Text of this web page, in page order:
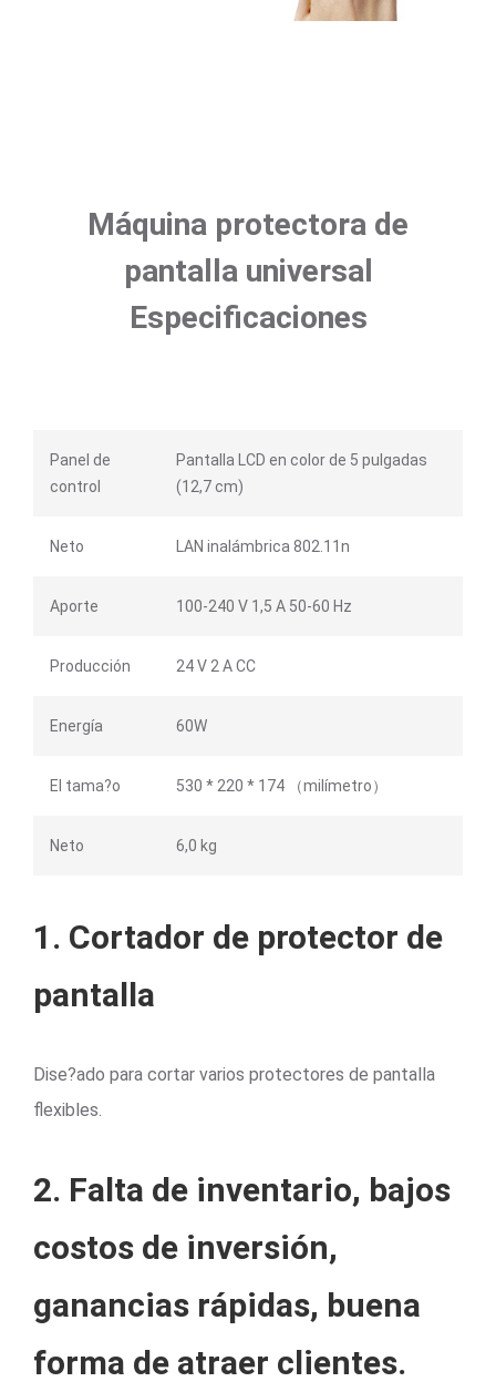
Máquina protectora de
pantalla universal
Especificaciones
Panel de
control
Pantalla LCD en color de 5 pulgadas
(12,7 cm)
Neto LAN inalámbrica 802.11n
Aporte 100-240 V 1,5 A 50-60 Hz
Producción 24 V 2 A CC
Energía 60W
El tama?o 530 * 220 * 174 （milímetro）
Neto 6,0 kg
1. Cortador de protector de
pantalla
Dise?ado para cortar varios protectores de pantalla
flexibles.
2. Falta de inventario, bajos
costos de inversión,
ganancias rápidas, buena
forma de atraer clientes.